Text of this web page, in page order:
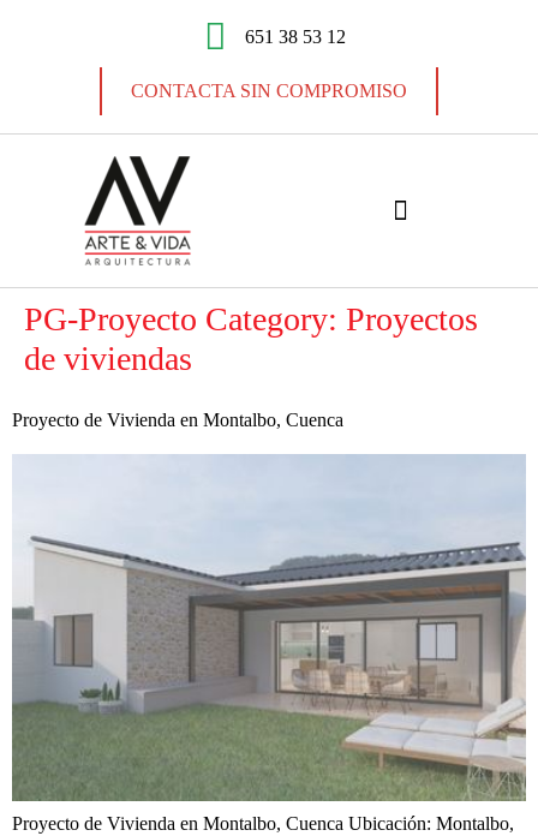
651 38 53 12
CONTACTA SIN COMPROMISO
PG-Proyecto Category: Proyectos
de viviendas
Proyecto de Vivienda en Montalbo, Cuenca
Proyecto de Vivienda en Montalbo, Cuenca Ubicación: Montalbo,